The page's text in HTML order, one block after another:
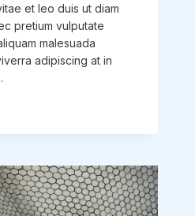
et leo duis ut diam
pretium vulputate
malesuada
adipiscing at in